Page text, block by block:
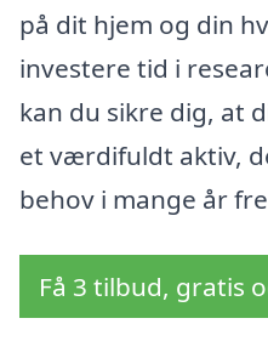
på dit hjem og din
investere tid i
kan du sikre dig, at
et værdifuldt aktiv,
behov i mange år
Få 3 tilbud, gratis